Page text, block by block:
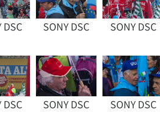
DSC SONY DSC SONY DSC
DSC SONY DSC SONY DSC